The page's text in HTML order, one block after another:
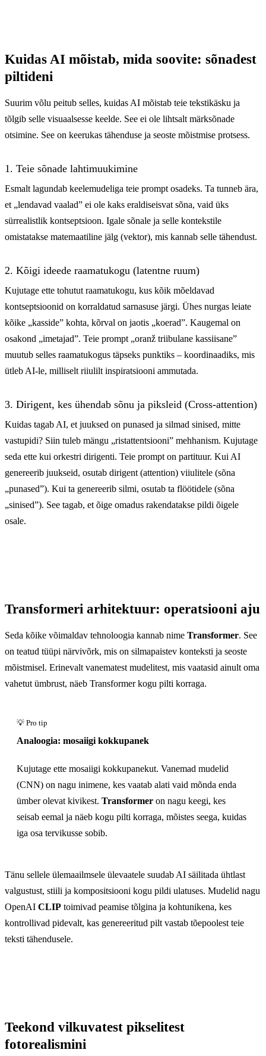
Kuidas AI mõistab, mida soovite: sõnadest
piltideni
Suurim võlu peitub selles, kuidas AI mõistab teie tekstikäsku ja
tõlgib selle visuaalsesse keelde. See ei ole lihtsalt märksõnade
otsimine. See on keerukas tähenduse ja seoste mõistmise protsess.
1. Teie sõnade lahtimuukimine
Esmalt lagundab keelemudeliga teie prompt osadeks. Ta tunneb ära,
et „lendavad vaalad” ei ole kaks eraldiseisvat sõna, vaid üks
sürrealistlik kontseptsioon. Igale sõnale ja selle kontekstile
omistatakse matemaatiline jälg (vektor), mis kannab selle tähendust.
2. Kõigi ideede raamatukogu (latentne ruum)
Kujutage ette tohutut raamatukogu, kus kõik mõeldavad
kontseptsioonid on korraldatud sarnasuse järgi. Ühes nurgas leiate
kõike „kasside” kohta, kõrval on jaotis „koerad”. Kaugemal on
osakond „imetajad”. Teie prompt „oranž triibulane kassiisane”
muutub selles raamatukogus täpseks punktiks – koordinaadiks, mis
ütleb AI-le, milliselt riiulilt inspiratsiooni ammutada.
3. Dirigent, kes ühendab sõnu ja piksleid (Cross-attention)
Kuidas tagab AI, et juuksed on punased ja silmad sinised, mitte
vastupidi? Siin tuleb mängu „ristattentsiooni” mehhanism. Kujutage
seda ette kui orkestri dirigenti. Teie prompt on partituur. Kui AI
genereerib juukseid, osutab dirigent (attention) viiulitele (sõna
„punased”). Kui ta genereerib silmi, osutab ta flöötidele (sõna
„sinised”). See tagab, et õige omadus rakendatakse pildi õigele
osale.
Transformeri arhitektuur: operatsiooni aju
Seda kõike võimaldav tehnoloogia kannab nime Transformer. See
on teatud tüüpi närvivõrk, mis on silmapaistev konteksti ja seoste
mõistmisel. Erinevalt vanematest mudelitest, mis vaatasid ainult oma
vahetut ümbrust, näeb Transformer kogu pilti korraga.
Analoogia: mosaiigi kokkupanek
Kujutage ette mosaiigi kokkupanekut. Vanemad mudelid
(CNN) on nagu inimene, kes vaatab alati vaid mõnda enda
ümber olevat kivikest. Transformer on nagu keegi, kes
seisab eemal ja näeb kogu pilti korraga, mõistes seega, kuidas
iga osa tervikusse sobib.
Tänu sellele ülemaailmsele ülevaatele suudab AI säilitada ühtlast
valgustust, stiili ja kompositsiooni kogu pildi ulatuses. Mudelid nagu
OpenAI CLIP toimivad peamise tõlgina ja kohtunikena, kes
kontrollivad pidevalt, kas genereeritud pilt vastab tõepoolest teie
teksti tähendusele.
Teekond vilkuvatest pikselitest
fotorealismini